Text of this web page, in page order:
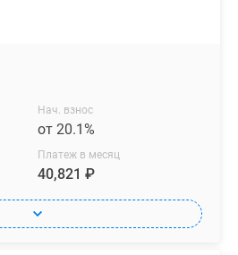
Нач. взнос
от 20.1%
Платеж в месяц
40,821 ₽